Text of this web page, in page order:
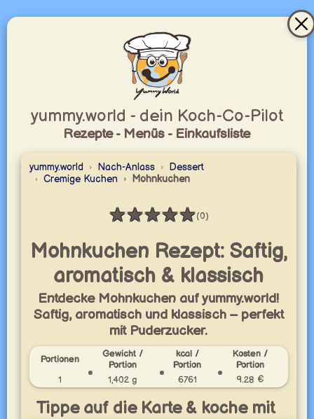
yummy.world - dein Koch-Co-Pilot
Rezepte - Menüs - Einkaufsliste
yummy.world Nach-Anlass
Dessert
Cremige Kuchen
Mohnkuchen
★★★★★
Bewertung: 0 / 5
(0)
Mohnkuchen Rezept: Saftig,
aromatisch & klassisch
Entdecke Mohnkuchen auf yummy.world!
Saftig, aromatisch und klassisch – perfekt
mit Puderzucker.
Portionen
Gewicht /
Portion
kcal /
Portion
Kosten /
Portion
1
1,402 g 6761 9.28 €
Tippe auf die Karte & koche mit